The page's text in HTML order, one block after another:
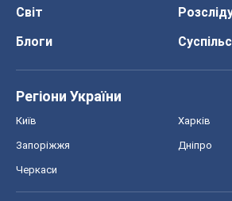
Світ
Блоги
Регіони України
Київ Харків
Запоріжжя Дніпро
Черкаси